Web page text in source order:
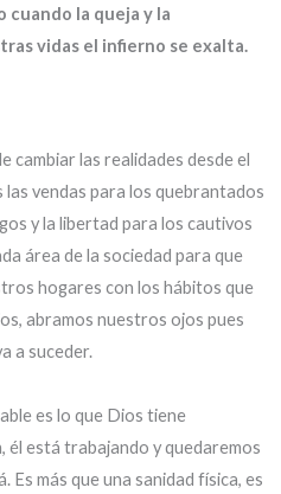
cuando la queja y la
vidas el infierno se exalta.
cambiar las realidades desde el
vendas para los quebrantados
y la libertad para los cautivos
área de la sociedad para que
hogares con los hábitos que
abramos nuestros ojos pues
a suceder.
es lo que Dios tiene
él está trabajando y quedaremos
Es más que una sanidad física, es